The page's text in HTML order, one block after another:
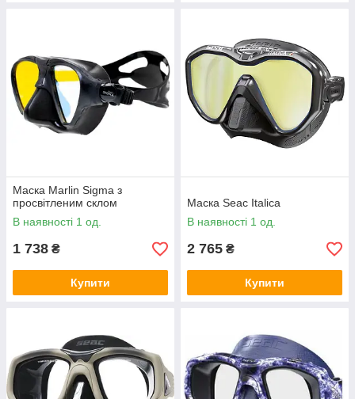
Маска Marlin Sigma з
просвітленим склом
В наявності 1 од.
1 738 ₴
Купити
Маска Seac Italica
В наявності 1 од.
2 765 ₴
Купити